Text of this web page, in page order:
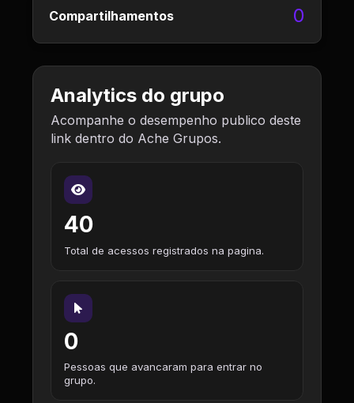
Compartilhamentos 0
Analytics do grupo
Acompanhe o desempenho publico deste
link dentro do Ache Grupos.
40
Total de acessos registrados na pagina.
0
Pessoas que avancaram para entrar no
grupo.